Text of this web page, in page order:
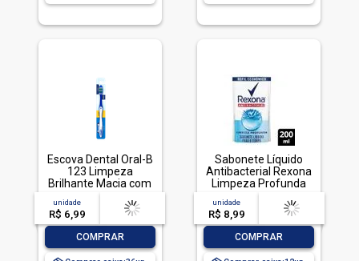
Escova Dental Oral-B
123 Limpeza
Brilhante Macia com
1 unidade
unidade
R$ 6,99
acima de
-- --,--un.
COMPRAR
Sabonete Líquido
Antibacterial Rexona
Limpeza Profunda
Sachê 200ml Refil
Econômico
unidade
R$ 8,99
acima de
-- --,--un.
COMPRAR